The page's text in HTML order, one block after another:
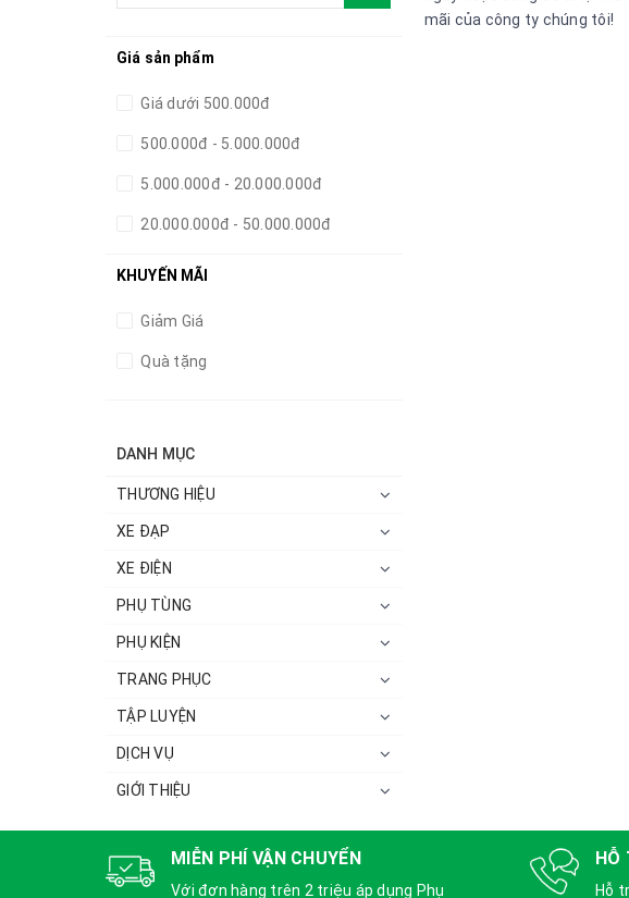
Giá sản phẩm
Giá dưới 500.000đ
500.000đ - 5.000.000đ
5.000.000đ - 20.000.000đ
20.000.000đ - 50.000.000đ
Giá trên 50.000.000đ
KHUYẾN MÃI
Giảm Giá
Quà tặng
DANH MỤC
THƯƠNG HIỆU
XE ĐẠP
XE ĐIỆN
PHỤ TÙNG
PHỤ KIỆN
TRANG PHỤC
TẬP LUYỆN
DỊCH VỤ
GIỚI THIỆU
mãi của công ty chúng tôi!
MIỄN PHÍ VẬN CHUYỂN
Với đơn hàng trên 2 triệu áp dụng Phụ
HỖ
Hỗ